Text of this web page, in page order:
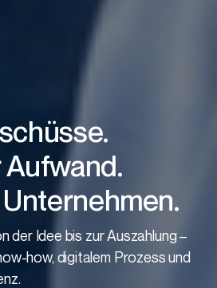
der Idee bis zur Auszahlung –
how, digitalem Prozess und